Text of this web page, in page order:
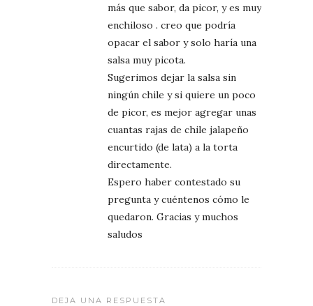
más que sabor, da picor, y es muy
enchiloso . creo que podría
opacar el sabor y solo haría una
salsa muy picota.
Sugerimos dejar la salsa sin
ningún chile y si quiere un poco
de picor, es mejor agregar unas
cuantas rajas de chile jalapeño
encurtido (de lata) a la torta
directamente.
Espero haber contestado su
pregunta y cuéntenos cómo le
quedaron. Gracias y muchos
saludos
DEJA UNA RESPUESTA